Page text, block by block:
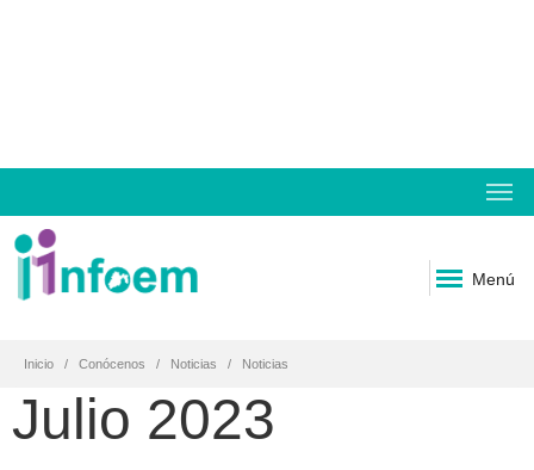
Menú
Inicio Conócenos Noticias Noticias
Julio 2023